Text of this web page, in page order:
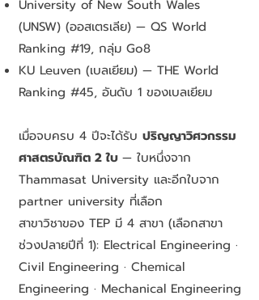
University of New South Wales
(UNSW) (ออสเตรเลีย) — QS World
Ranking #19, กลุ่ม Go8
KU Leuven (เบลเยียม) — THE World
Ranking #45, อันดับ 1 ของเบลเยียม
เมื่อจบครบ 4 ปีจะได้รับ ปริญญาวิศวกรรม
ศาสตรบัณฑิต 2 ใบ — ใบหนึ่งจาก
Thammasat University และอีกใบจาก
partner university ที่เลือก
สาขาวิชาของ TEP มี 4 สาขา (เลือกสาขา
ช่วงปลายปีที่ 1): Electrical Engineering ·
Civil Engineering · Chemical
Engineering · Mechanical Engineering